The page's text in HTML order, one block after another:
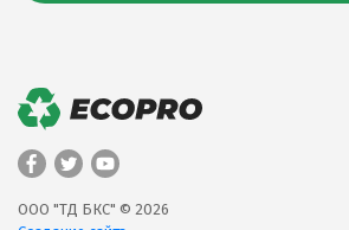
ООО "ТД БКС" © 2026